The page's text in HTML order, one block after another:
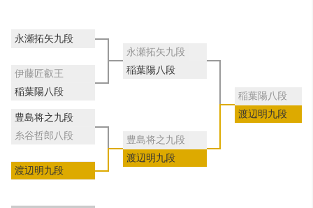
永瀬拓矢九段
伊藤匠叡王
稲葉陽八段
豊島将之九段
糸谷哲郎八段
渡辺明九段
永瀬拓矢九段
稲葉陽八段
豊島将之九段
渡辺明九段
稲葉陽八段
渡辺明九段